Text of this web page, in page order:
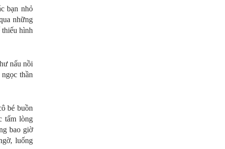
bạn nhỏ
những
hình
nấu nồi
thần
bé buồn
tấm lòng
bao giờ
luống